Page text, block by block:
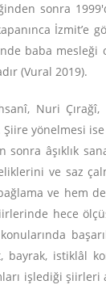
sonra
baba
(Vural 2019).
Nuri
yönelmesi
âşıklık
ve saz
ve hem de
hece
istiklâl
işlediği